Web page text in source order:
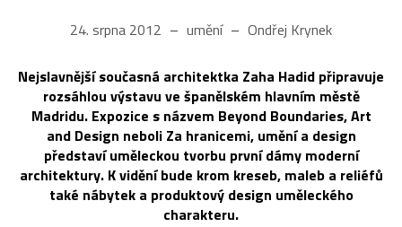
24. srpna 2012 umění Ondřej Krynek
Nejslavnější současná architektka Zaha Hadid připravuje
rozsáhlou výstavu ve španělském hlavním městě
Madridu. Expozice s názvem Beyond Boundaries, Art
and Design neboli Za hranicemi, umění a design
představí uměleckou tvorbu první dámy moderní
architektury. K vidění bude krom kreseb, maleb a reliéfů
také nábytek a produktový design uměleckého
charakteru.